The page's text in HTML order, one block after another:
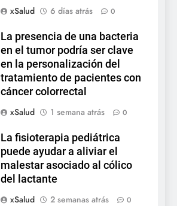
xSalud
6 días atrás 0
La presencia de una bacteria
en el tumor podría ser clave
en la personalización del
tratamiento de pacientes con
cáncer colorrectal
xSalud
1 semana atrás 0
La fisioterapia pediátrica
puede ayudar a aliviar el
malestar asociado al cólico
del lactante
xSalud
2 semanas atrás 0